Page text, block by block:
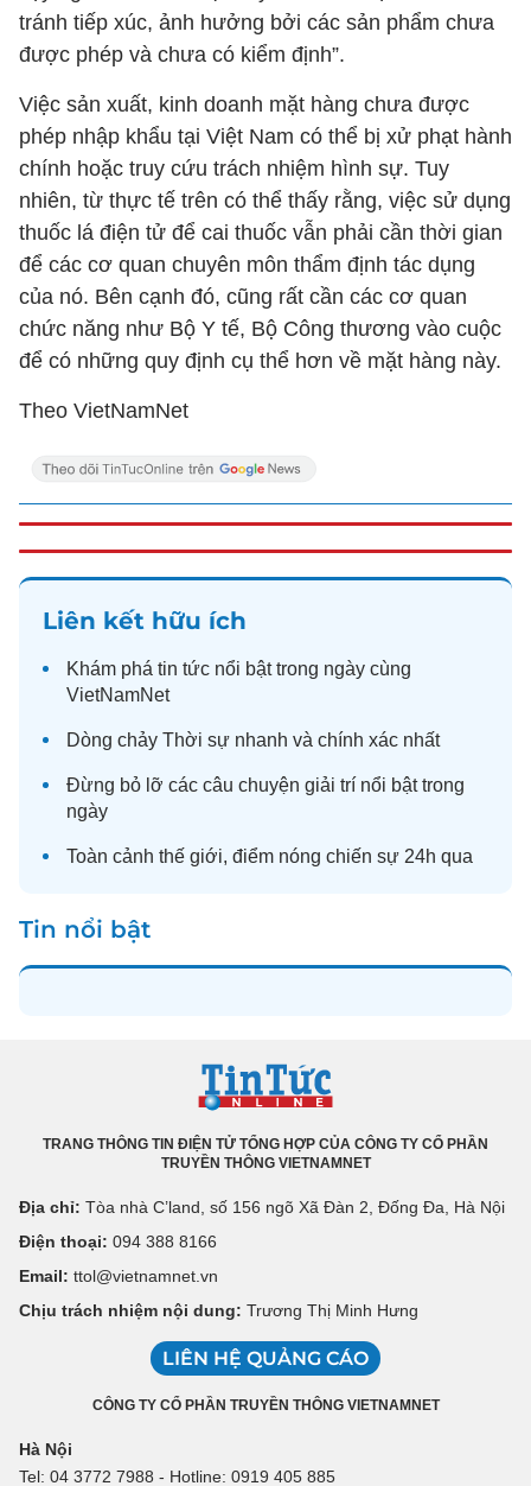
tránh tiếp xúc, ảnh hưởng bởi các sản phẩm chưa
được phép và chưa có kiểm định”.
Việc sản xuất, kinh doanh mặt hàng chưa được
phép nhập khẩu tại Việt Nam có thể bị xử phạt hành
chính hoặc truy cứu trách nhiệm hình sự. Tuy
nhiên, từ thực tế trên có thể thấy rằng, việc sử dụng
thuốc lá điện tử để cai thuốc vẫn phải cần thời gian
để các cơ quan chuyên môn thẩm định tác dụng
của nó. Bên cạnh đó, cũng rất cần các cơ quan
chức năng như Bộ Y tế, Bộ Công thương vào cuộc
để có những quy định cụ thể hơn về mặt hàng này.
Theo VietNamNet
Liên kết hữu ích
Khám phá tin tức nổi bật trong ngày cùng
VietNamNet
Dòng chảy Thời sự nhanh và chính xác nhất
Đừng bỏ lỡ các câu chuyện giải trí nổi bật trong
ngày
Toàn cảnh thế giới, điểm nóng chiến sự 24h qua
Tin nổi bật
TRANG THÔNG TIN ĐIỆN TỬ TỔNG HỢP CỦA CÔNG TY CỔ PHẦN
TRUYỀN THÔNG VIETNAMNET
Địa chỉ: Tòa nhà C’land, số 156 ngõ Xã Đàn 2, Đống Đa, Hà Nội
Điện thoại: 094 388 8166
Email: ttol@vietnamnet.vn
Chịu trách nhiệm nội dung: Trương Thị Minh Hưng
LIÊN HỆ QUẢNG CÁO
CÔNG TY CỔ PHẦN TRUYỀN THÔNG VIETNAMNET
Hà Nội
Tel: 04 3772 7988 - Hotline: 0919 405 885